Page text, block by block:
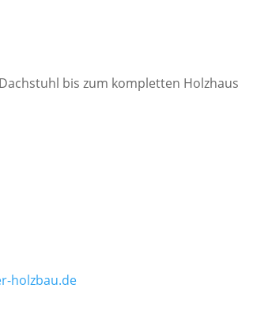
bis zum kompletten Holzhaus
holzbau.de